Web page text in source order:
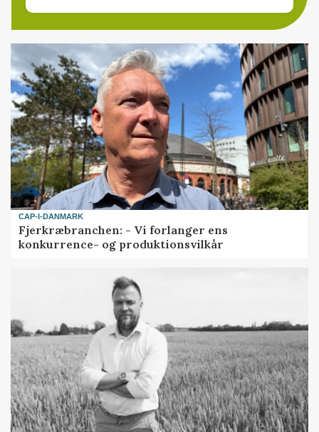
CAP-I-DANMARK
Fjerkræbranchen: - Vi forlanger ens
konkurrence- og produktionsvilkår